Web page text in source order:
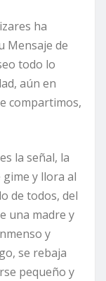
ha
Mensaje de
todo lo
aún en
compartimos,
la señal, la
y llora al
de todos, del
una madre y
y
se rebaja
pequeño y